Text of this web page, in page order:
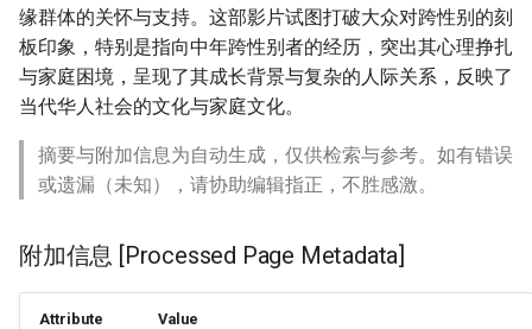
缘群体的关怀与支持。这部影片试图打破大众对跨性别的刻
板印象，特别是指向中年跨性别者的经历，突出其心理挣扎
与家庭困境，呈现了其成长背景与复杂的人际关系，反映了
当代华人社会的文化与家庭文化。
摘要与附加信息为自动生成，仅供检索与参考。如有错误
或遗漏（未知），请协助编辑指正，不胜感激。
附加信息 [Processed Page Metadata]
Attribute Value